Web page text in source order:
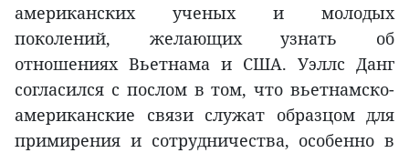
американских ученых и молодых
поколений, желающих узнать об
отношениях Вьетнама и США. Уэллс Данг
согласился с послом в том, что вьетнамско-
американские связи служат образцом для
примирения и сотрудничества, особенно в